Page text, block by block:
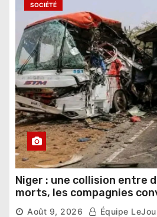
SOCIÉTÉ
Niger : une collision entre
morts, les compagnies
Août 9, 2026 Équipe